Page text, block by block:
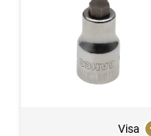
Visa